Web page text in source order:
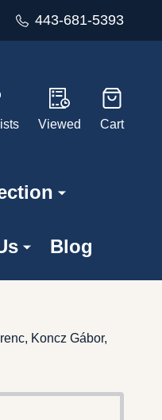
443-681-5393
Viewed Cart
Blog
Koncz Gábor,